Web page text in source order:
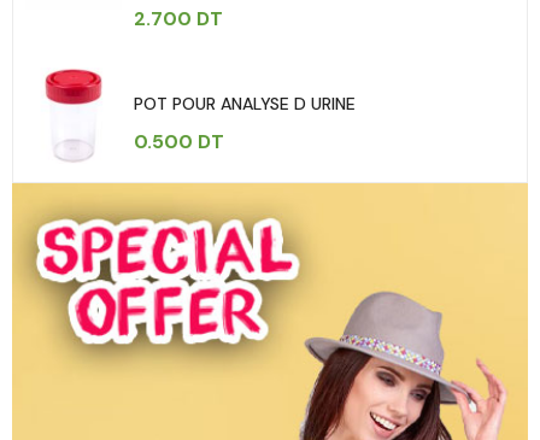
2.700 DT
POT POUR ANALYSE D URINE
0.500 DT